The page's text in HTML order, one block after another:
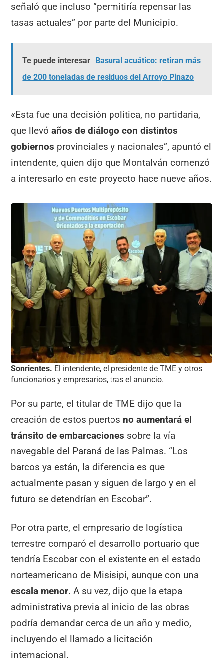
señaló que incluso “permitiría repensar las
tasas actuales” por parte del Municipio.
Te puede interesar
Basural acuático: retiran más
de 200 toneladas de residuos del Arroyo Pinazo
«Esta fue una decisión política, no partidaria,
que llevóaños de diálogo con distintos
gobiernos provinciales y nacionales”, apuntó el
intendente, quien dijo que Montalván comenzó
a interesarlo en este proyecto hace nueve años.
Sonrientes. El intendente, el presidente de TME y otros
funcionarios y empresarios, tras el anuncio.
Por su parte, el titular de TME dijo que la
creación de estos puertos no aumentará el
tránsito de embarcaciones sobre la vía
navegable del Paraná de las Palmas. “Los
barcos ya están, la diferencia es que
actualmente pasan y siguen de largo y en el
futuro se detendrían en Escobar”.
Por otra parte, el empresario de logística
terrestre comparó el desarrollo portuario que
tendría Escobar con el existente en el estado
norteamericano de Misisipi, aunque con una
escala menor. A su vez, dijo que la etapa
administrativa previa al inicio de las obras
podría demandar cerca de un año y medio,
incluyendo el llamado a licitación
internacional.